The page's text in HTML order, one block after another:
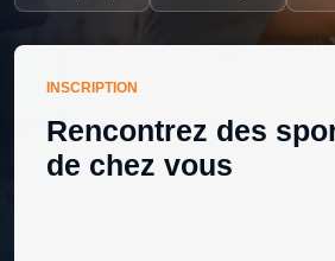
INSCRIPTION
Rencontrez des
de chez vous